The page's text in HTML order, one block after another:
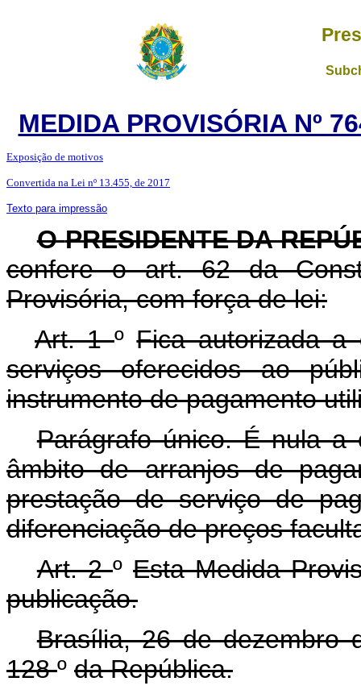
MEDIDA PROVISÓRIA Nº
Exposição de motivos
Convertida na Lei nº 13.455, de 2017
Texto para impressão
OPRESIDENTE DA
confere o art. 62 da
Provisória, com força de lei:
Art. 1ºFica autorizada a
serviços oferecidos ao
instrumento de pagamento
Parágrafo único. É nula a
âmbito de arranjos de
prestação de serviço de
diferenciação de preços
Art. 2ºEsta Medida
publicação.
Brasília, 26 de dezembro
128º da República.